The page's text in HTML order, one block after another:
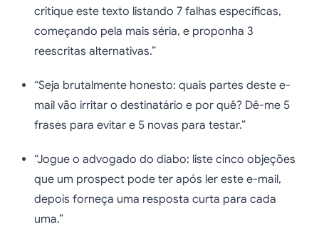
critique este texto listando 7 falhas específicas,
começando pela mais séria, e proponha 3
reescritas alternativas.”
“Seja brutalmente honesto: quais partes deste e-
mail vão irritar o destinatário e por quê? Dê-me 5
frases para evitar e 5 novas para testar.”
“Jogue o advogado do diabo: liste cinco objeções
que um prospect pode ter após ler este e-mail,
depois forneça uma resposta curta para cada
uma.”